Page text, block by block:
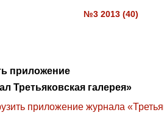
№3 2013 (40)
приложение
Третьяковская галерея»